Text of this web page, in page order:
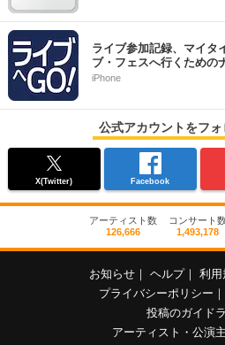
ライブ参加記録、マイタ
ブ・フェスへ行くための
iPhone
公式アカウントをフォ
X(Twitter) Facebook
アーティスト数
126,666
コンサート
1,493,178
お知らせ ｜ ヘルプ｜ 利用
プライバシーポリシー ｜
投稿のガイド
アーティスト・公演